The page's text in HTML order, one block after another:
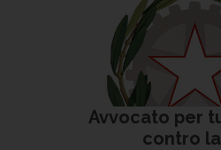
Avvocato per
contro la